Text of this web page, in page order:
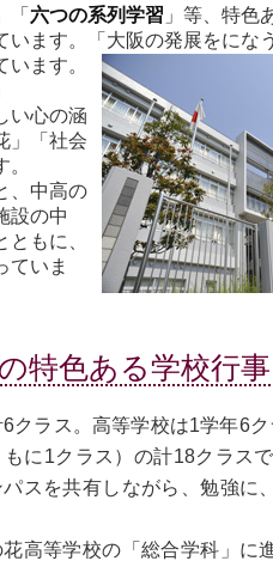
」「 六つの系列学習 」等、特色
います。「大阪の発展をにな
ます。
」
い心の涵
」「社会
、中高の
設の中
もに、
ていま
特色ある学校行事
ラス。高等学校は1学年6
に1クラス）の計18クラス
スを共有しながら、勉強に
高等学校の「総合学科」に